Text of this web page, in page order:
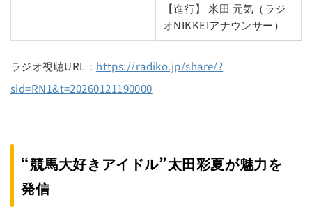
【進行】 米田 元気（ラジ
オNIKKEIアナウンサー）
ラジオ視聴URL： https://radiko.jp/share/?
sid=RN1&t=20260121190000
“競馬大好きアイドル”太田彩夏が魅力を
発信